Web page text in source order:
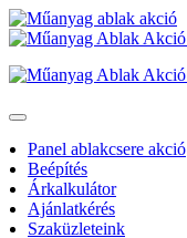
Panel ablakcsere akció
Beépítés
Árkalkulátor
Ajánlatkérés
Szaküzleteink